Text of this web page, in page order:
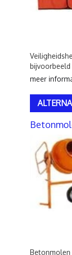
bijvoorbeeld
meer
Betonmolen